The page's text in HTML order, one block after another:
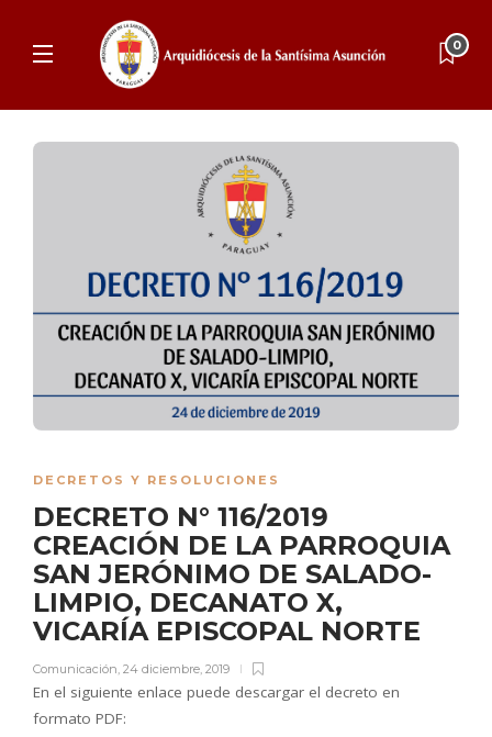
0
DECRETOS Y RESOLUCIONES
DECRETO N° 116/2019
CREACIÓN DE LA PARROQUIA
SAN JERÓNIMO DE SALADO-
LIMPIO, DECANATO X,
VICARÍA EPISCOPAL NORTE
Comunicación, 24 diciembre, 2019
En el siguiente enlace puede descargar el decreto en
formato PDF: